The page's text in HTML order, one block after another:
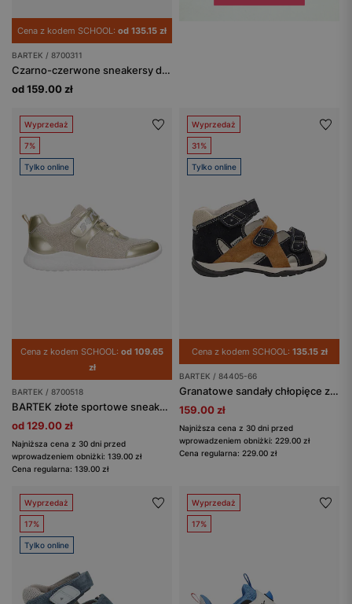
Cena z kodem SCHOOL: od 135.15 zł
BARTEK / 8700311
Czarno-czerwone sneakersy dla chłopców BARTEK 87003-11
od 159.00 zł
Wyprzedaż
7%
Tylko online
Cena z kodem SCHOOL: od 109.65
zł
BARTEK / 8700518
BARTEK złote sportowe sneakersy dla dziewczynki 87005-18
od 129.00 zł
Najniższa cena z 30 dni przed
wprowadzeniem obniżki: 139.00 zł
Cena regularna: 139.00 zł
Wyprzedaż
31%
Tylko online
Cena z kodem SCHOOL: 135.15 zł
BARTEK / 84405-66
Granatowe sandały chłopięce z brązową wstawką BARTEK 84405-66
159.00 zł
Najniższa cena z 30 dni przed
wprowadzeniem obniżki: 229.00 zł
Cena regularna: 229.00 zł
Wyprzedaż
17%
Tylko online
Wyprzedaż
17%